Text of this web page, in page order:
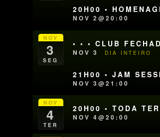
20H00 •
NOV 2@20:00
NOV
3
SEG
• • • CLUB
NOV 3 DIA INTEIRO
21H00 • JAM
NOV 3@21:00
NOV
4
TER
20H00 • TODA
NOV 4@20:00